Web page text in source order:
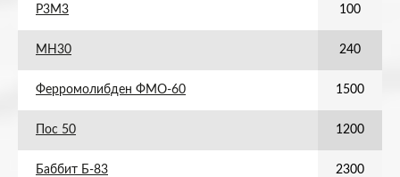
Р3М3 100
МН30 240
Ферромолибден ФМО-60 1500
Пос 50 1200
Баббит Б-83 2300